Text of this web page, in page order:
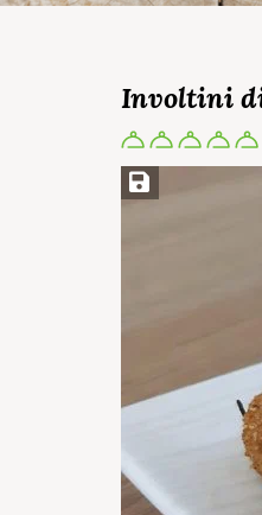
Involtini
Salva ricetta